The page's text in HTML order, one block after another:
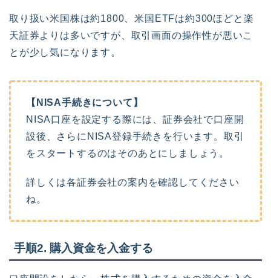
取り扱い米国株は約1800、米国ETFは約300ほどと楽
天証券よりは多いですが、取引画面の操作性が悪いこ
とが少し気になります。
【NISA手続きについて】
NISA口座を設定する際には、証券会社で口座開
設後、さらにNISA登録手続きを行います。取引
をスタートするのはそのあとにしましょう。
詳しくは各証券会社の案内を確認してください
ね。
手順2. 購入資金を入金する